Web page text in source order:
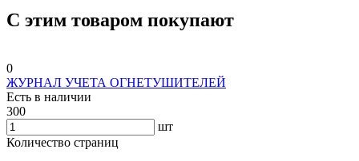
С этим товаром покупают
0
ЖУРНАЛ УЧЕТА ОГНЕТУШИТЕЛЕЙ
Есть в наличии
300
шт
Количество страниц